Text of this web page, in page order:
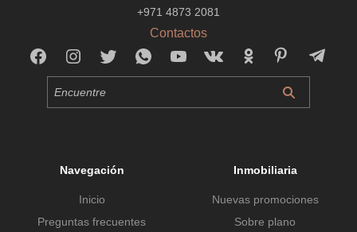
+971 4873 2081
Contactos
Navegación
Inicio
Preguntas frecuentes
Inmobiliaria
Nuevas promociones
Sobre plano